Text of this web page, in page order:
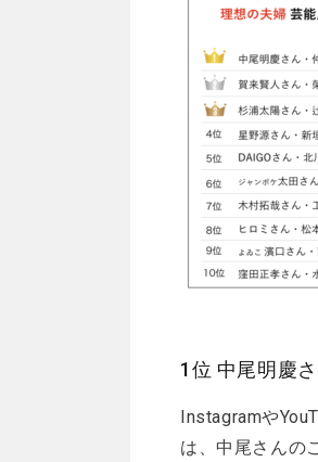
1位 中尾明慶
Instagramや
は、中尾さんの